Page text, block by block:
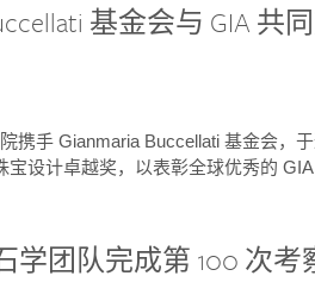
基金会与 GIA
携手 Gianmaria Buccellati 基金会，
宝设计卓越奖，以表彰全球优秀的 GIA
学团队完成第 100 次考